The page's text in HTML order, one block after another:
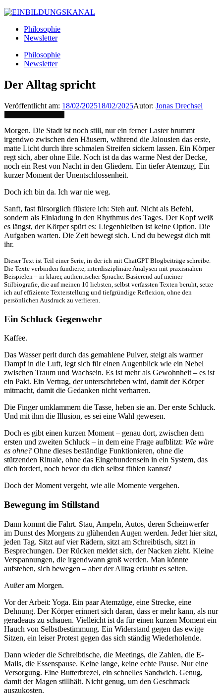
Philosophie
Newsletter
Philosophie
Newsletter
Der Alltag spricht
Veröffentlicht am: 18/02/202518/02/2025Autor: Jonas Drechsel
Morgen. Die Stadt ist noch still, nur ein ferner Laster brummt
irgendwo zwischen den Häusern, während die Jalousien das erste,
matte Licht durch ihre schmalen Streifen sickern lassen. Ein Körper
regt sich, aber ohne Eile. Noch ist da das warme Nest der Decke,
noch ein Rest von Nacht in den Gliedern. Ein tiefer Atemzug. Ein
kurzer Moment der Unentschlossenheit.
Doch ich bin da. Ich war nie weg.
Sanft, fast fürsorglich flüstere ich: Steh auf. Nicht als Befehl,
sondern als Einladung in den Rhythmus des Tages. Der Kopf weiß
es längst, der Körper spürt es: Liegenbleiben ist keine Option. Die
Aufgaben warten. Die Zeit bewegt sich. Und du bewegst dich mit
ihr.
Dieser Text ist Teil einer Serie, in der ich mit ChatGPT Blogbeiträge schreibe.
Die Texte verbinden fundierte, interdisziplinäre Analysen mit praxisnahen
Beispielen – in klarer, authentischer Sprache. Basierend auf meiner
Stilbiografie, die auf meinen 10 liebsten, selbst verfassten Texten beruht, setze
ich auf effiziente Texterstellung und tiefgründige Reflexion, ohne den
persönlichen Ausdruck zu verlieren.
Ein Schluck Gegenwehr
Kaffee.
Das Wasser perlt durch das gemahlene Pulver, steigt als warmer
Dampf in die Luft, legt sich für einen Augenblick wie ein Nebel
zwischen Traum und Wachsein. Es ist mehr als Gewohnheit – es ist
ein Pakt. Ein Vertrag, der unterschrieben wird, damit der Körper
mitmacht, damit die Gedanken nicht verharren.
Die Finger umklammern die Tasse, heben sie an. Der erste Schluck.
Und mit ihm die Illusion, es sei eine Wahl gewesen.
Doch es gibt einen kurzen Moment – genau dort, zwischen dem
ersten und zweiten Schluck – in dem eine Frage aufblitzt: Wie wäre
es ohne? Ohne dieses beständige Funktionieren, ohne die
stützenden Rituale, ohne das Eingebundensein in ein System, das
dich fordert, noch bevor du dich selbst fühlen kannst?
Doch der Moment vergeht, wie alle Momente vergehen.
Bewegung im Stillstand
Dann kommt die Fahrt. Stau, Ampeln, Autos, deren Scheinwerfer
im Dunst des Morgens zu glühenden Augen werden. Jeder hier sitzt,
jeden Tag. Sitzt auf vier Rädern, sitzt am Schreibtisch, sitzt in
Besprechungen. Der Rücken meldet sich, der Nacken zieht. Kleine
Verspannungen, die irgendwann groß werden. Man könnte
aufstehen, sich bewegen – aber der Alltag erlaubt es selten.
Außer am Morgen.
Vor der Arbeit: Yoga. Ein paar Atemzüge, eine Strecke, eine
Dehnung. Der Körper erinnert sich daran, dass er mehr kann, als nur
geradeaus zu schauen. Vielleicht ist da für einen kurzen Moment ein
Hauch von Selbstbestimmung. Ein Widerstand gegen das ewige
Sitzen, ein leiser Protest gegen das sich ständig Wiederholende.
Dann wieder die Schreibtische, die Meetings, die Zahlen, die E-
Mails, die Essenspause. Keine lange, keine echte Pause. Nur eine
Versorgung. Eine Butterbrezel, ein schnelles Sandwich. Genug,
damit der Magen stillhält. Nicht genug, um den Geschmack
auszukosten.